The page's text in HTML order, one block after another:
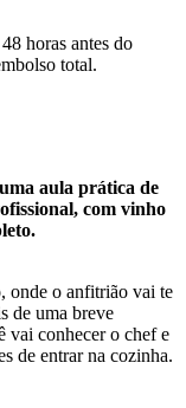
horas antes do
total.
aula prática de
com vinho
onde o anfitrião vai te
de uma breve
vai conhecer o chef e
de entrar na cozinha.